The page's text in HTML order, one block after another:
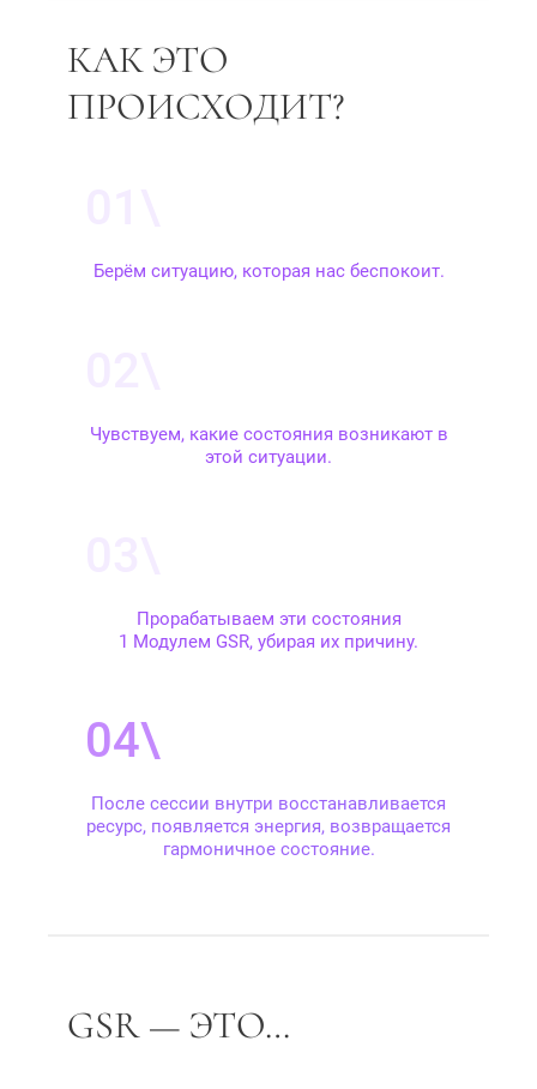
КАК ЭТО
ПРОИСХОДИТ?
Берём ситуацию, которая нас беспокоит.
Чувствуем, какие состояния возникают в
этой ситуации.
Прорабатываем эти состояния
1 Модулем GSR, убирая их причину.
После сессии внутри восстанавливается
ресурс, появляется энергия, возвращается
гармоничное состояние.
GSR — ЭТО…